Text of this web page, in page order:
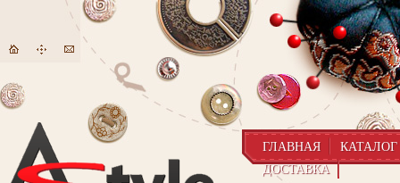
ГЛАВНАЯ
КАТАЛОГ
ДОСТАВКА